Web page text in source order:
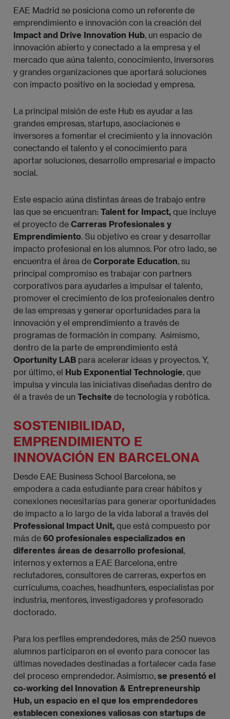
EAE Madrid se posiciona como un referente de
emprendimiento e innovación con la creación del
Impact and Drive Innovation Hub, un espacio de
innovación abierto y conectado a la empresa y el
mercado que aúna talento, conocimiento, inversores
y grandes organizaciones que aportará soluciones
con impacto positivo en la sociedad y empresa.
La principal misión de este Hub es ayudar a las
grandes empresas, startups, asociaciones e
inversores a fomentar el crecimiento y la innovación
conectando el talento y el conocimiento para
aportar soluciones, desarrollo empresarial e impacto
social.
Este espacio aúna distintas áreas de trabajo entre
las que se encuentran: Talent for Impact, que incluye
el proyecto de Carreras Profesionales y
Emprendimiento. Su objetivo es crear y desarrollar
impacto profesional en los alumnos. Por otro lado, se
encuentra el área de Corporate Education, su
principal compromiso es trabajar con partners
corporativos para ayudarles a impulsar el talento,
promover el crecimiento de los profesionales dentro
de las empresas y generar oportunidades para la
innovación y el emprendimiento a través de
programas de formación in company. Asimismo,
dentro de la parte de emprendimiento está
Oportunity LAB para acelerar ideas y proyectos. Y,
por último, el Hub Exponential Technologie, que
impulsa y vincula las iniciativas diseñadas dentro de
él a través de un Techsite de tecnología y robótica.
SOSTENIBILIDAD,
EMPRENDIMIENTO E
INNOVACIÓN EN BARCELONA
Desde EAE Business School Barcelona, se
empodera a cada estudiante para crear hábitos y
conexiones necesitarías para generar oportunidades
de impacto a lo largo de la vida laboral a través del
Professional Impact Unit, que está compuesto por
más de 60 profesionales especializados en
diferentes áreas de desarrollo profesional,
internos y externos a EAE Barcelona, entre
reclutadores, consultores de carreras, expertos en
currículums, coaches, headhunters, especialistas por
industria, mentores, investigadores y profesorado
doctorado.
Para los perfiles emprendedores, más de 250 nuevos
alumnos participaron en el evento para conocer las
últimas novedades destinadas a fortalecer cada fase
del proceso emprendedor. Asimismo, se presentó el
co-working del Innovation & Entrepreneurship
Hub, un espacio en el que los emprendedores
establecen conexiones valiosas con startups de